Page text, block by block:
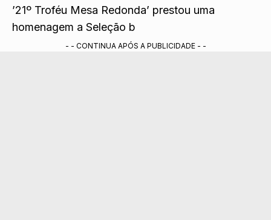
’21º Troféu Mesa Redonda’ prestou uma
homenagem a Seleção b
- - CONTINUA APÓS A PUBLICIDADE - -